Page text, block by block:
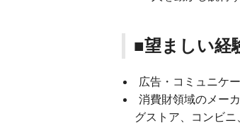
■望ましい経
広告・コミュニケ
消費財領域のメー
グストア、コンビ